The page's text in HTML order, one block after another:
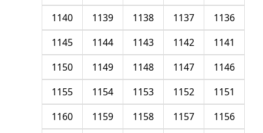
1136
1137
1138
1139
1140
1141
1142
1143
1144
1145
1146
1147
1148
1149
1150
1151
1152
1153
1154
1155
1156
1157
1158
1159
1160